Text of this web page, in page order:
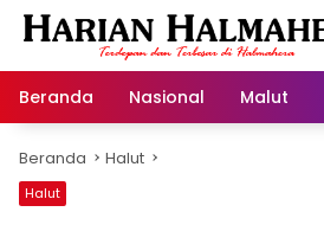
Langsung
Beranda
Nasional Malut
Beranda Halut
Halut